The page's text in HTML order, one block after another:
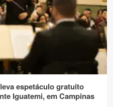
espetáculo gratuito
Iguatemi, em Campinas